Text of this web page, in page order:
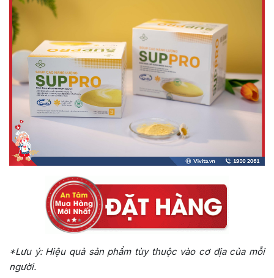
*Lưu ý: Hiệu quả sản phẩm tùy thuộc vào cơ địa của mỗi
người.